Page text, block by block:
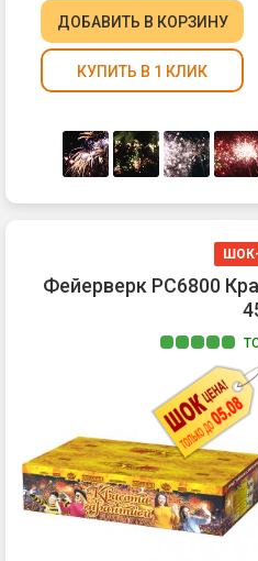
ДОБАВИТЬ В КОРЗИНУ
КУПИТЬ В 1 КЛИК
Фейерверк РС6800